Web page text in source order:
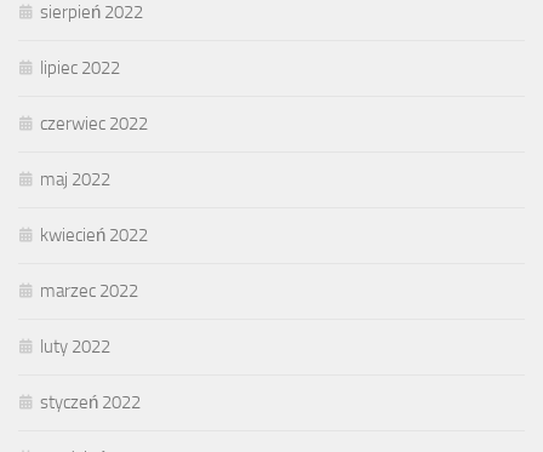
sierpień 2022
lipiec 2022
czerwiec 2022
maj 2022
kwiecień 2022
marzec 2022
luty 2022
styczeń 2022